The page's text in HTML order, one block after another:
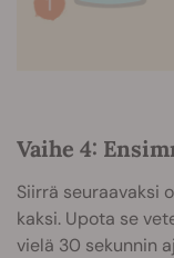
Vaihe 4:
Siirrä seuraavaksi
kaksi. Upota se
vielä 30 sekunnin